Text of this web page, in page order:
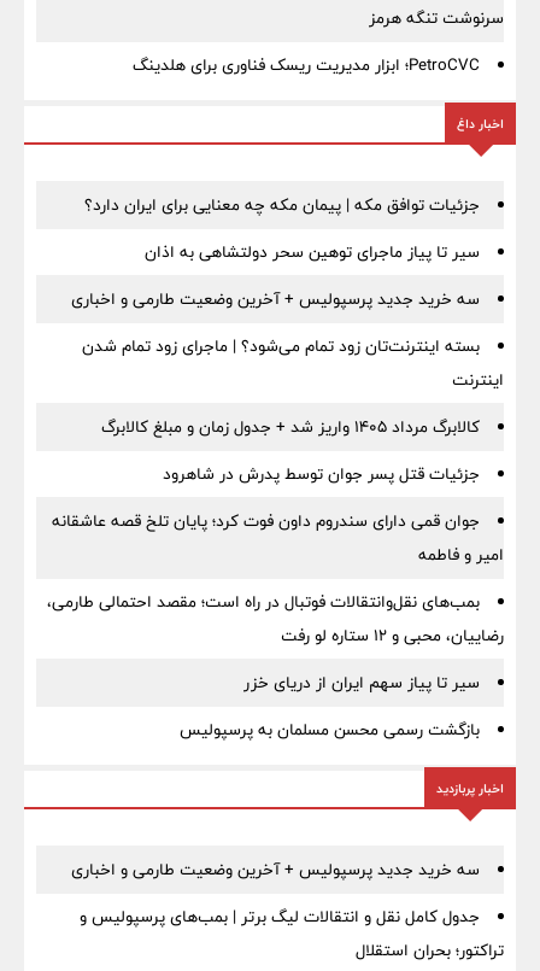
سرنوشت تنگه هرمز
PetroCVC؛ ابزار مدیریت ریسک فناوری برای هلدینگ
اخبار داغ
جزئیات توافق مکه | پیمان مکه چه معنایی برای ایران دارد؟
سیر تا پیاز ماجرای توهین سحر دولتشاهی به اذان
سه خرید جدید پرسپولیس + آخرین وضعیت طارمی و اخباری
بسته اینترنت‌تان زود تمام می‌شود؟ | ماجرای زود تمام شدن
اینترنت
کالابرگ مرداد ۱۴۰۵ واریز شد + جدول زمان و مبلغ کالابرگ
جزئیات قتل پسر جوان توسط پدرش در شاهرود
جوان قمی دارای سندروم داون فوت کرد؛ پایان تلخ قصه عاشقانه
امیر و فاطمه
بمب‌های نقل‌وانتقالات فوتبال در راه است؛ مقصد احتمالی طارمی،
رضاییان، محبی و ۱۲ ستاره لو رفت
سیر تا پیاز سهم ایران از دریای خزر
بازگشت رسمی محسن مسلمان به پرسپولیس
اخبار پربازدید
سه خرید جدید پرسپولیس + آخرین وضعیت طارمی و اخباری
جدول کامل نقل و انتقالات لیگ برتر | بمب‌های پرسپولیس و
تراکتور؛ بحران استقلال